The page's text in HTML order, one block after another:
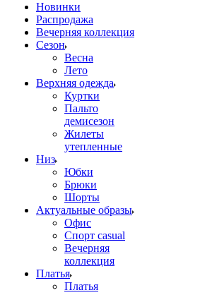
Новинки
Распродажа
Вечерняя коллекция
Сезон
Весна
Лето
Верхняя одежда
Куртки
Пальто
демисезон
Жилеты
утепленные
Низ
Юбки
Брюки
Шорты
Актуальные образы
Офис
Спорт casual
Вечерняя
коллекция
Платья
Платья